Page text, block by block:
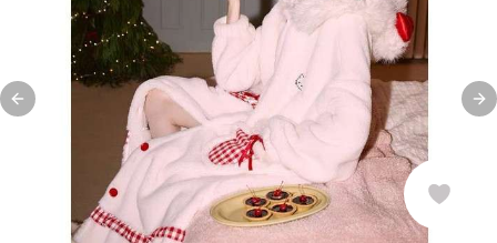
Previous slide